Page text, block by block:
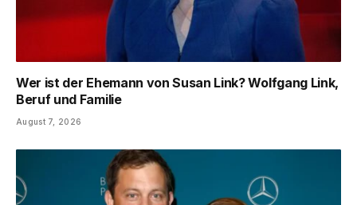
Wer ist der Ehemann von Susan Link? Wolfgang Link,
Beruf und Familie
August 7, 2026